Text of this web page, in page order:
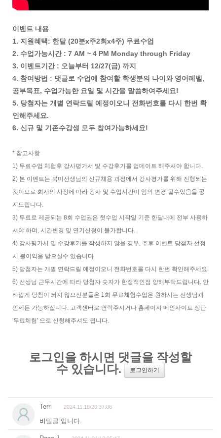
이벤트 내용
1. 지원혜택: 한달 (20분x주2회x4주) 무료수업
2. 수업가능시간 : 7 AM ~ 4 PM Monday through Friday
3. 이벤트기간 : 오늘부터 12/27(금) 까지
4. 참여방법 : 댓글로 수업에 참여할 학생분의 나이와 영어레벨,
공부목표, 수업가능한 요일 및 시간을 말씀하여주세요!
5. 당첨자는 개별 연락드릴 예정이오니 전화번호를 다시 한번 확
인해주세요.
6. 신규 및 기존수강생 모두 참여가능하세요!
* 참고사항
1) 무료수업 체험후 강사평가서 및 수강후기를 업데이트 해주셔야 합니다.
2) 본 이벤트는 북미선생님의 신규채용 과정에서 강사평가를 위해 진행되는
것이므로 회사의 사정에 따라 강사 및 수업시간이 임의 변경 될수있음을 공
지드립니다.
3) 무료로 제공되는 8회 수업권은 첫수업 시작일 기준 한달내에 전부 사용하
셔야 하며, 시간변경 및 연기신청이 불가합니다.
4) 강사평가서 및 수강후기를 작성하지 않을 경우, 추후 이벤트 당첨자 선정
시 불이익을 받으실수 있습니다
5) 당첨자는 개별 연락드릴 예정이오니 전화번호를 다시 한번 확인해주세요.
6) 선생님 근무시간에 따라 당첨자 숫자가 한정적인점 양해부탁드립니다. 안
타깝게 당첨이 되지 않으신분들은 1회 무료체험수업은 원하시는 선생님과
언제든 가능하십니다. 고객센터로 연락주시거나 홈페이지 메인사이트 상단
'무료체험' 으로 신청해주셔도 됩니다.